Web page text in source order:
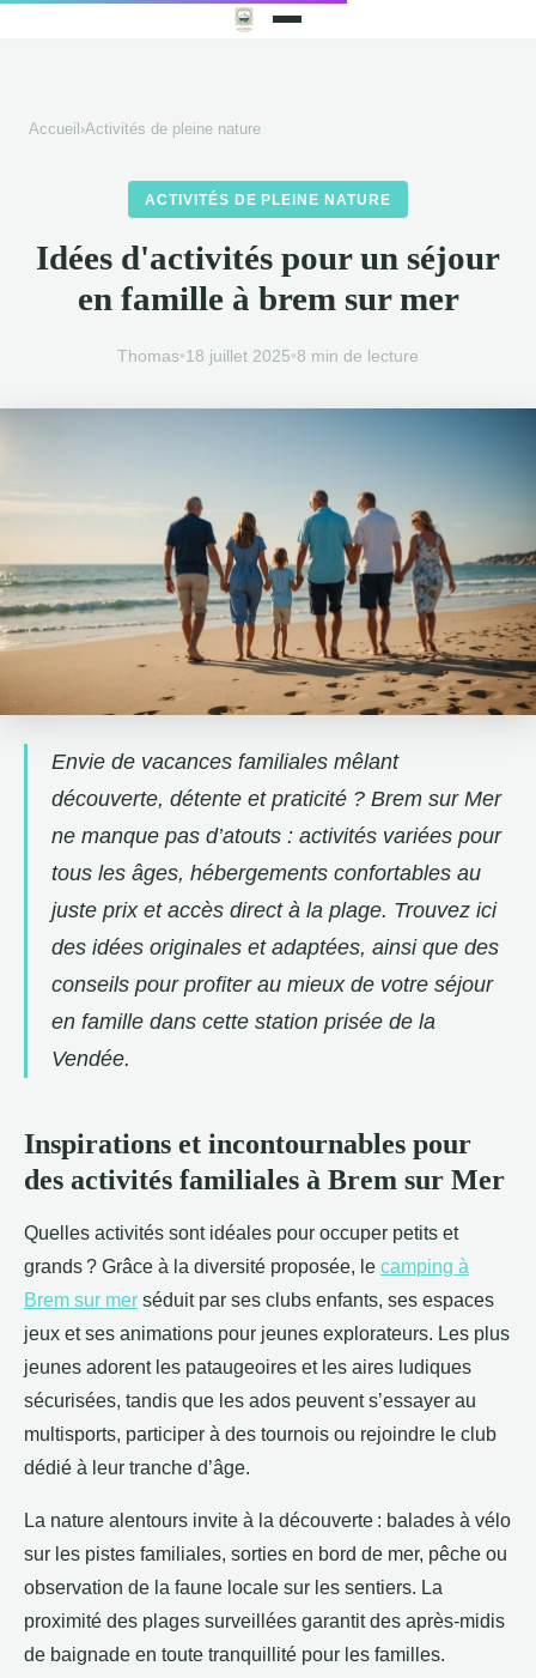
Accueil ›Activités de pleine nature
ACTIVITÉS DE PLEINE NATURE
Idées d'activités pour un séjour
en famille à brem sur mer
Thomas•18 juillet 2025•8 min de lecture
Envie de vacances familiales mêlant
découverte, détente et praticité ? Brem sur Mer
ne manque pas d’atouts : activités variées pour
tous les âges, hébergements confortables au
juste prix et accès direct à la plage. Trouvez ici
des idées originales et adaptées, ainsi que des
conseils pour profiter au mieux de votre séjour
en famille dans cette station prisée de la
Vendée.
Inspirations et incontournables pour
des activités familiales à Brem sur Mer
Quelles activités sont idéales pour occuper petits et
grands ? Grâce à la diversité proposée, le camping à
Brem sur mer séduit par ses clubs enfants, ses espaces
jeux etses animations pour jeunes explorateurs. Les plus
jeunes adorent les pataugeoires et les aires ludiques
sécurisées, tandis que les ados peuvent s’essayer au
multisports, participer à des tournois ou rejoindre le club
dédié à leur tranche d’âge.
La nature alentours invite à la découverte : balades à vélo
sur les pistes familiales, sorties en bord de mer, pêche ou
observation de la faune locale sur les sentiers. La
proximité des plages surveillées garantit des après-midis
de baignade en toute tranquillité pour les familles.